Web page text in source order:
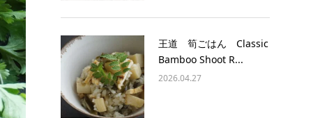
王道 筍ごはん Classic
Bamboo Shoot R...
2026.04.27